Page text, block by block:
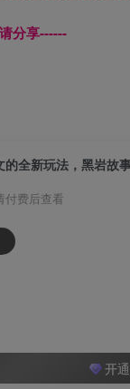
分享------
的全新玩法，黑岩
付费后查看
开